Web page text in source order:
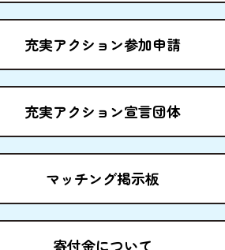
充実アクション参加申請
充実アクション宣言団体
マッチング掲示板
寄付金について